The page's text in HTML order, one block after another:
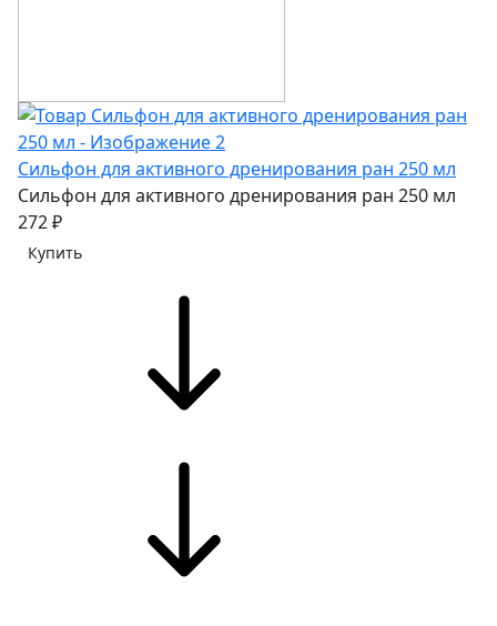
Сильфон для активного дренирования ран 250 мл
Сильфон для активного дренирования ран 250 мл
272 ₽
Купить